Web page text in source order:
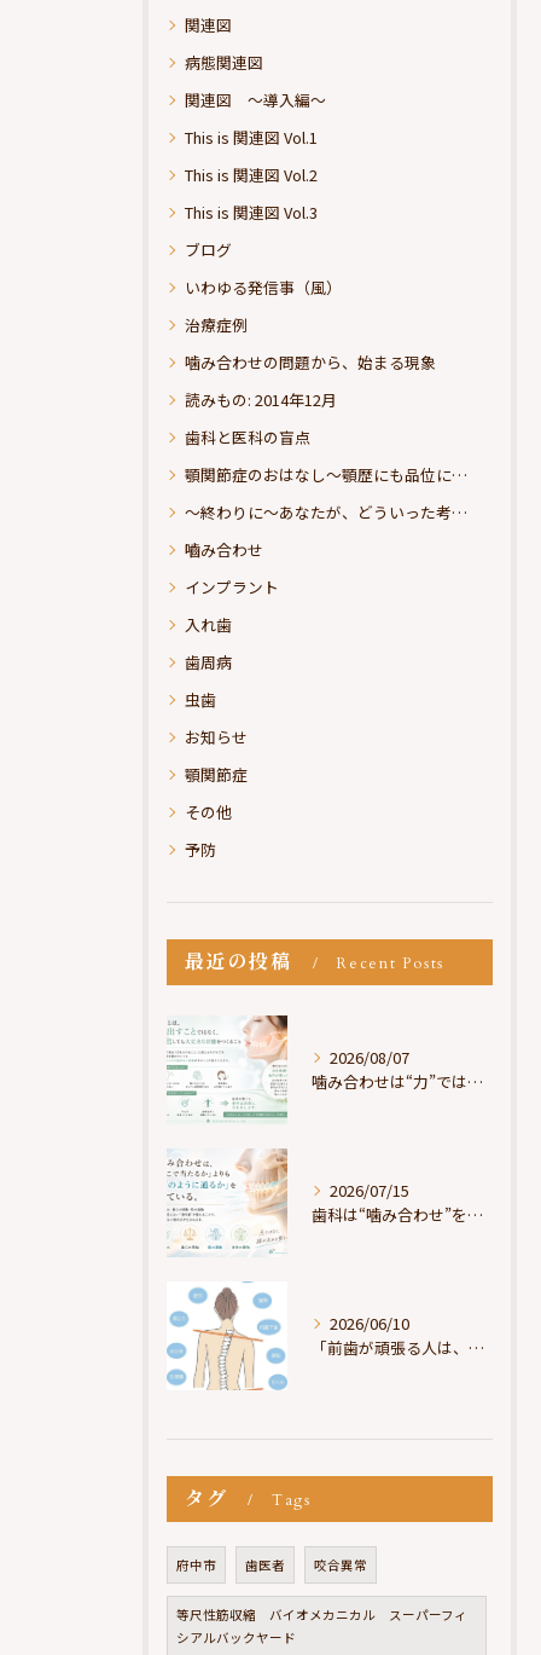
関連図
病態関連図
関連図 ～導入編～
This is 関連図 Vol.1
This is 関連図 Vol.2
This is 関連図 Vol.3
ブログ
いわゆる発信事（風）
治療症例
噛み合わせの問題から、始まる現象
読みもの: 2014年12月
歯科と医科の盲点
顎関節症のおはなし～顎歴にも品位にこだわりたい
～終わりに～あなたが、どういった考えの治療をお求めになられるのか？
嚙み合わせ
インプラント
入れ歯
歯周病
虫歯
お知らせ
顎関節症
その他
予防
最近の投稿 Recent Posts
2026/08/07
噛み合わせは“力”ではなく“許可”である
2026/07/15
歯科は“噛み合わせ”を見ているが、身体は“通り道”を見ている
2026/06/10
「前歯が頑張る人は、だいたい疲れている」
タグ Tags
府中市 歯医者 咬合異常
等尺性筋収縮 バイオメカニカル スーパーフィ
シアルバックヤード